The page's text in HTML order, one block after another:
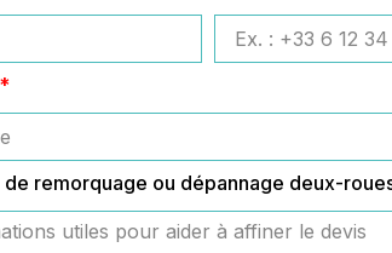
remorquage ou dépannage deux-